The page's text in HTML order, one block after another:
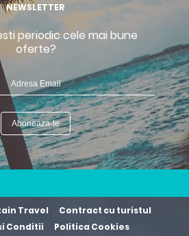
NEWSLETTER
periodic cele mai bune
oferte?
Travel
Contract cu turistul
Conditii
Politica Cookies